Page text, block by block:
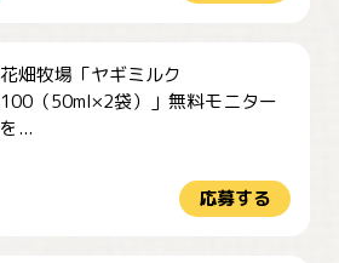
花畑牧場「ヤギミルク
100（50ml×2袋）」無料モニター
を...
応募する